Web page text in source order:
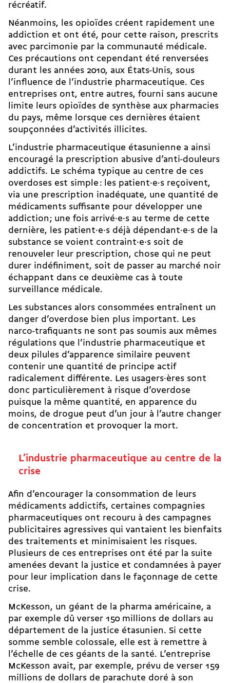
récréatif.
Néanmoins, les opioïdes créent rapidement une
addiction et ont été, pour cette raison, prescrits
avec parcimonie par la communauté médicale.
Ces précautions ont cependant été renversées
durant les années 2010, aux États-Unis, sous
l’influence de l’industrie pharmaceutique. Ces
entreprises ont, entre autres, fourni sans aucune
limite leurs opioïdes de synthèse aux pharmacies
du pays, même lorsque ces dernières étaient
soupçonnées d’activités illicites.
L’industrie pharmaceutique étasunienne a ainsi
encouragé la prescription abusive d’anti-­douleurs
addictifs. Le schéma typique au centre de ces
overdoses est simple : les patient·e·s reçoivent,
via une prescription inadéquate, une quantité de
médicaments suffisante pour développer une
addiction ; une fois arrivé·e·s au terme de cette
dernière, les patient·e·s déjà dépendant·e·s de la
substance se voient contraint·e·s soit de
renouveler leur prescription, chose qui ne peut
durer indéfiniment, soit de passer au marché noir
échappant dans ce deuxième cas à toute
surveillance médicale.
Les substances alors consommées entraînent un
danger d’overdose bien plus important. Les
narco-trafiquants ne sont pas soumis aux mêmes
régulations que l’industrie pharmaceutique et
deux pilules d’apparence similaire peuvent
contenir une quantité de principe actif
radicalement différente. Les usagers·ères sont
donc particulièrement à risque d’overdose
puisque la même quantité, en apparence du
moins, de drogue peut d’un jour à l’autre changer
de concentration et provoquer la mort.
L’industrie pharmaceutique au centre de la
crise
Afin d’encourager la consommation de leurs
médicaments addictifs, certaines compagnies
pharmaceutiques ont recouru à des campagnes
publicitaires agressives qui vantaient les bienfaits
des traitements et minimisaient les risques.
Plusieurs de ces entreprises ont été par la suite
amenées devant la justice et condamnées à payer
pour leur implication dans le façonnage de cette
crise.
McKesson, un géant de la pharma américaine, a
par exemple dû verser 150 millions de dollars au
département de la justice étasunien. Si cette
somme semble colossale, elle est à remettre à
l’échelle de ces géants de la santé. L’entreprise
McKesson avait, par exemple, prévu de verser 159
millions de dollars de parachute doré à son